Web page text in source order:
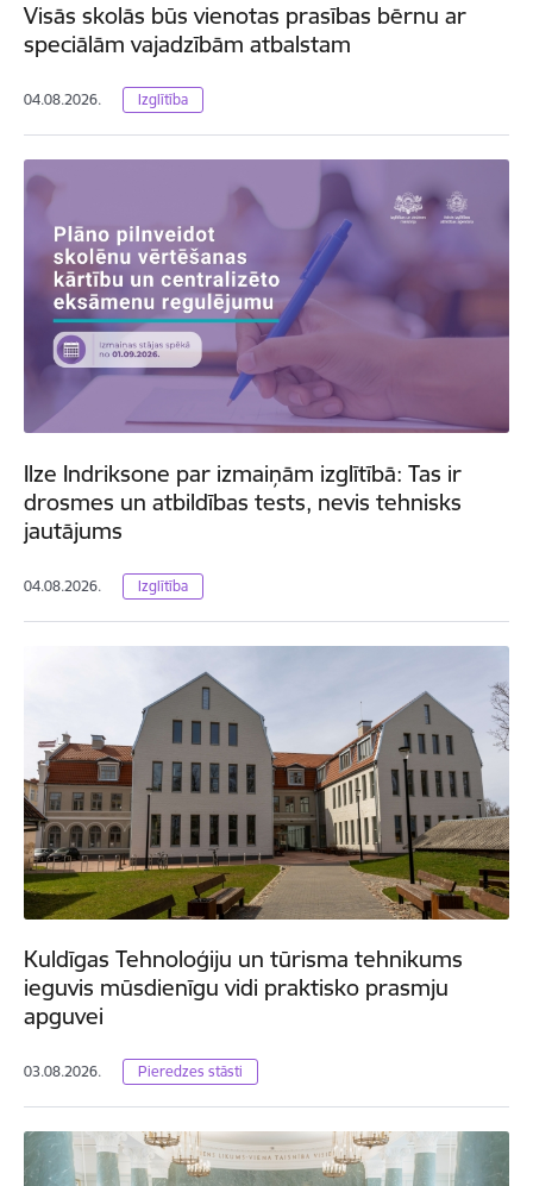
Visās skolās būs vienotas prasības bērnu ar
speciālām vajadzībām atbalstam
04.08.2026. Izglītība
Ilze Indriksone par izmaiņām izglītībā: Tas ir
drosmes un atbildības tests, nevis tehnisks
jautājums
04.08.2026. Izglītība
Kuldīgas Tehnoloģiju un tūrisma tehnikums
ieguvis mūsdienīgu vidi praktisko prasmju
apguvei
03.08.2026. Pieredzes stāsti